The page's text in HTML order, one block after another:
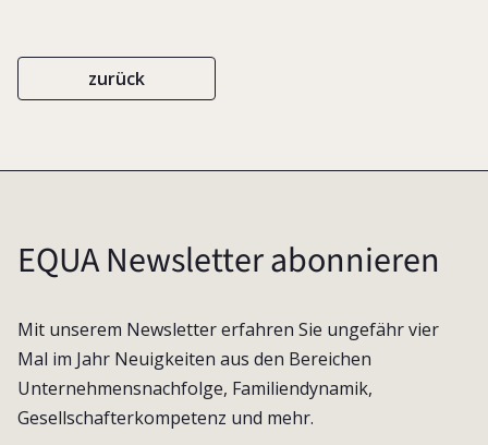
zurück
EQUA Newsletter abonnieren
Mit unserem Newsletter erfahren Sie ungefähr vier
Mal im Jahr Neuigkeiten aus den Bereichen
Unternehmensnachfolge, Familiendynamik,
Gesellschafterkompetenz und mehr.